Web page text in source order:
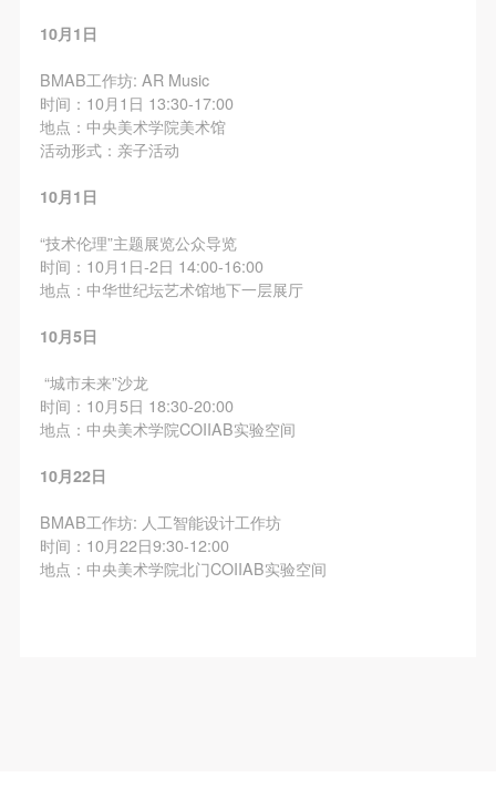
10月1日
BMAB工作坊: AR Music
时间：10月1日 13:30-17:00
地点：中央美术学院美术馆
活动形式：亲子活动
10月1日
“技术伦理”主题展览公众导览
时间：10月1日-2日 14:00-16:00
地点：中华世纪坛艺术馆地下一层展厅
10月5日
“城市未来”沙龙
时间：10月5日 18:30-20:00
地点：中央美术学院COIIAB实验空间
10月22日
BMAB工作坊: 人工智能设计工作坊
时间：10月22日9:30-12:00
地点：中央美术学院北门COIIAB实验空间